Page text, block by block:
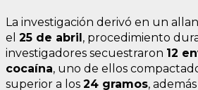
La investigación derivó en un
el 25 de abril, procedimiento
investigadores secuestraron 12
cocaína, uno de ellos
superior a los 24 gramos,